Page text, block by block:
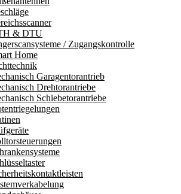
& DTU
/ Zugangskontrolle
Home
Garagentorantrieb
Drehtorantriebe
Schiebetorantriebe